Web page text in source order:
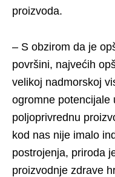
proizvoda.
– S obzirom da je
površini, najvećih
velikoj nadmorskoj
ogromne potencijale
poljoprivrednu
kod nas nije imalo
postrojenja, priroda
proizvodnje zdrave